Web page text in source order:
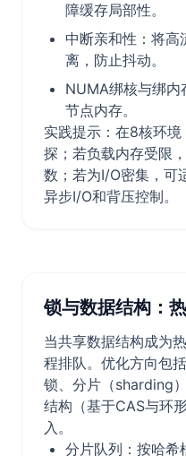
障缓存局部性。
中断亲和性：将高
离，防止抖动。
NUMA绑核与绑内
节点内存。
实践提示：在8核环
探；若负载内存受限
数；若为I/O密集，可
异步I/O和背压控制。
锁与数据结构：
当共享数据结构成为
程排队。优化方向包
锁、分片（sharding
结构（基于CAS与环
入。
分片队列：按哈希